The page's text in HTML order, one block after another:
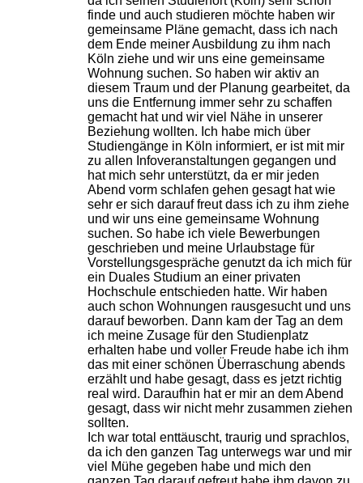
finde und auch studieren möchte haben wir
gemeinsame Pläne gemacht, dass ich nach
dem Ende meiner Ausbildung zu ihm nach
Köln ziehe und wir uns eine gemeinsame
Wohnung suchen. So haben wir aktiv an
diesem Traum und der Planung gearbeitet, da
uns die Entfernung immer sehr zu schaffen
gemacht hat und wir viel Nähe in unserer
Beziehung wollten. Ich habe mich über
Studiengänge in Köln informiert, er ist mit mir
zu allen Infoveranstaltungen gegangen und
hat mich sehr unterstützt, da er mir jeden
Abend vorm schlafen gehen gesagt hat wie
sehr er sich darauf freut dass ich zu ihm ziehe
und wir uns eine gemeinsame Wohnung
suchen. So habe ich viele Bewerbungen
geschrieben und meine Urlaubstage für
Vorstellungsgespräche genutzt da ich mich für
ein Duales Studium an einer privaten
Hochschule entschieden hatte. Wir haben
auch schon Wohnungen rausgesucht und uns
darauf beworben. Dann kam der Tag an dem
ich meine Zusage für den Studienplatz
erhalten habe und voller Freude habe ich ihm
das mit einer schönen Überraschung abends
erzählt und habe gesagt, dass es jetzt richtig
real wird. Daraufhin hat er mir an dem Abend
gesagt, dass wir nicht mehr zusammen ziehen
sollten.
Ich war total enttäuscht, traurig und sprachlos,
da ich den ganzen Tag unterwegs war und mir
viel Mühe gegeben habe und mich den